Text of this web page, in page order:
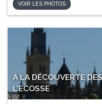
VOIR LES PHOTOS
A LA DÉCOUVERTE
L'ECOSSE